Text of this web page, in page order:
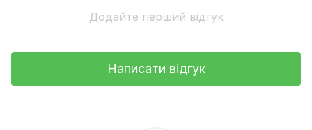
Додайте перший відгук
Написати відгук